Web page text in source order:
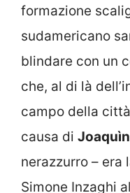
formazione
sudamericano
blindare con un
che, al di là
campo della
causa di
nerazzurro – era
Simone Inzaghi